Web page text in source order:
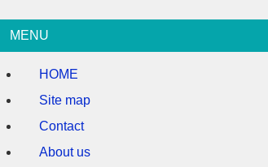
MENU
HOME
Site map
Contact
About us